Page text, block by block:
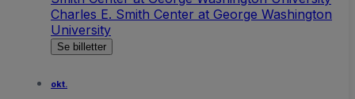
Charles E. Smith Center at George Washington
University
Se billetter
okt.